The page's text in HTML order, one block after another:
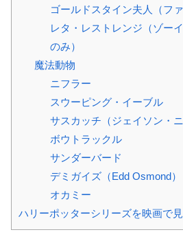
ゴールドスタイン夫人（フ
レタ・レストレンジ（ゾー
のみ）
魔法動物
ニフラー
スウーピング・イーブル
サスカッチ（ジェイソン・ニ
ボウトラックル
サンダーバード
デミガイズ（Edd Osmond）
オカミー
ハリーポッターシリーズを映画で